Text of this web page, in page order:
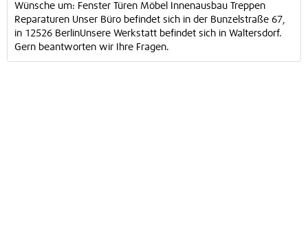
Wünsche um: Fenster Türen Möbel Innenausbau Treppen
Reparaturen Unser Büro befindet sich in der Bunzelstraße 67,
in 12526 BerlinUnsere Werkstatt befindet sich in Waltersdorf.
Gern beantworten wir Ihre Fragen.